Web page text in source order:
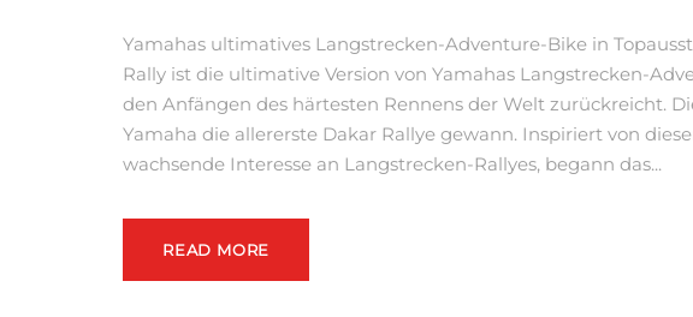
Yamahas ultimatives Langstrecken-Adventure-Bike in
Rally ist die ultimative Version von Yamahas Langstrecken-
den Anfängen des härtesten Rennens der Welt zurückreicht.
Yamaha die allererste Dakar Rallye gewann. Inspiriert von
wachsende Interesse an Langstrecken-Rallyes, begann das...
READ MORE